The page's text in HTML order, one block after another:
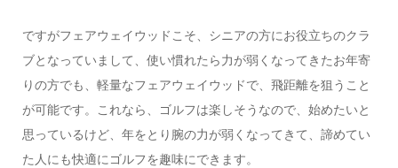
ですがフェアウェイウッドこそ、シニアの方にお役立ちのクラ
ブとなっていまして、使い慣れたら力が弱くなってきたお年寄
りの方でも、軽量なフェアウェイウッドで、飛距離を狙うこと
が可能です。これなら、ゴルフは楽しそうなので、始めたいと
思っているけど、年をとり腕の力が弱くなってきて、諦めてい
た人にも快適にゴルフを趣味にできます。